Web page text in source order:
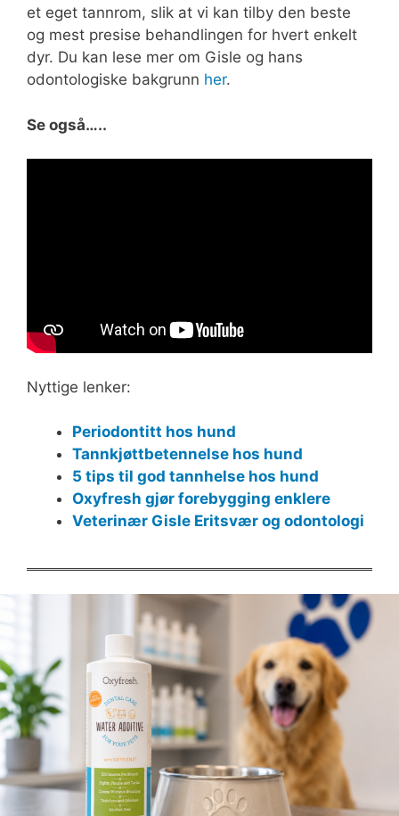
et eget tannrom, slik at vi kan tilby den beste
og mest presise behandlingen for hvert enkelt
dyr. Du kan lese mer om Gisle og hans
odontologiske bakgrunn her.
Se også…..
Nyttige lenker:
Periodontitt hos hund
Tannkjøttbetennelse hos hund
5 tips til god tannhelse hos hund
Oxyfresh gjør forebygging enklere
Veterinær Gisle Eritsvær og odontologi